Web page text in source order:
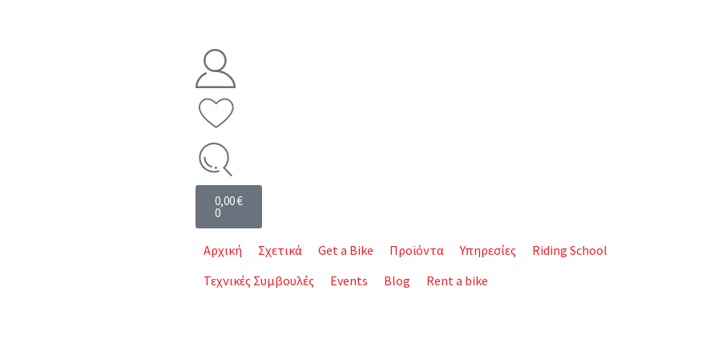
0,00€
0
Αρχική Σχετικά Get a Bike Προϊόντα Υπηρεσίες
Riding School
Τεχνικές Συμβουλές
Events Blog Rent a bike